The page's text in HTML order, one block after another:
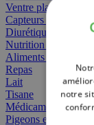
Ventre plat
Capteurs gras
Diurétiques
Nutrition spécifique
Aliments Bébé
Repas
Lait
Tisane
Médicament
Pigeons et oiseaux
notre